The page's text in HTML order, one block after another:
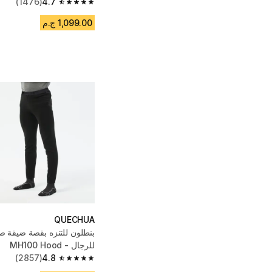
4.7 out of 5 stars from 1476 reviews
1,099.00 ج.م
QUECHUA
بنطلون للتنزه بقصة ضيقة
للرجال - MH100 Hood
4.8
4.8 out of 5 stars from 2857 reviews
(2857)